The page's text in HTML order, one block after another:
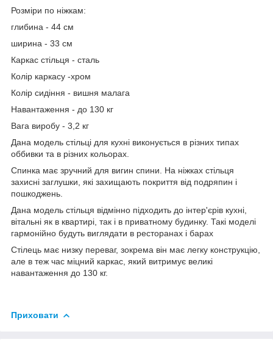
Розміри по ніжкам:
глибина - 44 см
ширина - 33 см
Каркас стільця - сталь
Колір каркасу -хром
Колір сидіння - вишня малага
Навантаження - до 130 кг
Вага виробу - 3,2 кг
Дана модель стільці для кухні виконується в різних типах
оббивки та в різних кольорах.
Спинка має зручний для вигин спини. На ніжках стільця
захисні заглушки, які захищають покриття від подряпин і
пошкоджень.
Дана модель стільця відмінно підходить до інтер'єрів кухні,
вітальні як в квартирі, так і в приватному будинку. Такі моделі
гармонійно будуть виглядати в ресторанах і барах
Стілець має низку переваг, зокрема він має легку конструкцію,
але в теж час міцний каркас, який витримує великі
навантаження до 130 кг.
Приховати